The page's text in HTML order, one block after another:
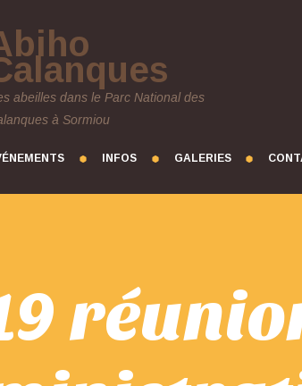
abeilles dans le Parc National des
à Sormiou
INFOS GALERIES